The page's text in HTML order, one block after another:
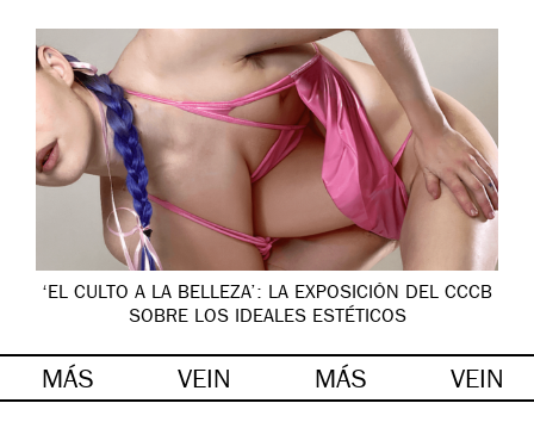
‘EL CULTO A LA BELLEZA’: LA EXPOSICIÓN DEL CCCB
SOBRE LOS IDEALES ESTÉTICOS
MÁS VEIN MÁS VEIN